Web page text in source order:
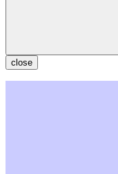
close